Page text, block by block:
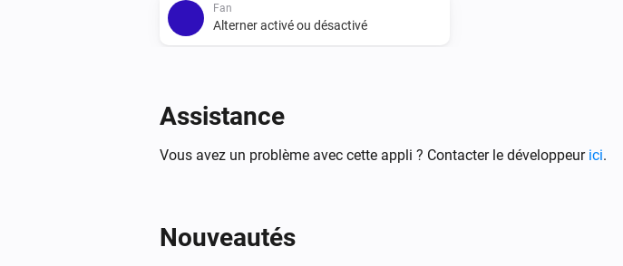
Fan
Alterner activé ou désactivé
Assistance
Vous avez un problème avec cette appli ? Contacter le développeur ici.
Nouveautés